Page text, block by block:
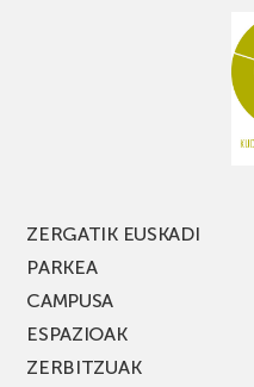
ZERGATIK EUSKADI
PARKEA
CAMPUSA
ESPAZIOAK
ZERBITZUAK